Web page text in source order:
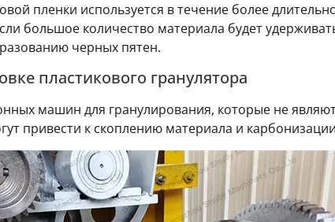
пленки используется в течение более
большое количество материала будет
черных пятен.
пластикового гранулятора
машин для гранулирования, которые не
привести к скоплению материала и